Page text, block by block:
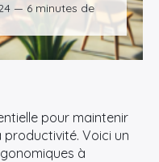
— 6 minutes de
pour maintenir
Voici un
à